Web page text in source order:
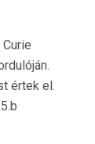
értek el.